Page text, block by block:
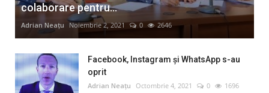
colaborare pentru...
Adrian Neațu Noiembrie 2, 2021 0 2646
Facebook, Instagram și WhatsApp s-au
oprit
Adrian Neațu Octombrie 4, 2021 0 1696